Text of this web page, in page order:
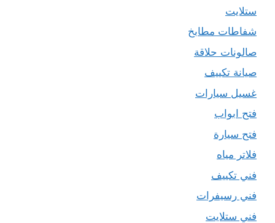
ستلايت
شفاطات مطابخ
صالونات حلاقة
صيانة تكييف
غسيل سيارات
فتح ابواب
فتح سيارة
فلاتر مياه
فني تكييف
فني رسيفرات
فني ستلايت